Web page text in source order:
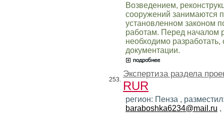
Возведением,
сооружений занимаются
установленном законом
работам. Перед началом
необходимо разработать,
документации.
253.
Экспертиза раздела
RUR
регион: Пенза ,
baraboshka6234@mail.ru ,